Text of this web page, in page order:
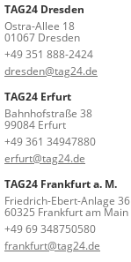
TAG24 Dresden
Ostra-Allee 18
01067 Dresden
+49 351 888-2424
dresden@tag24.de
TAG24 Erfurt
Bahnhofstraße 38
99084 Erfurt
+49 361 34947880
erfurt@tag24.de
TAG24 Frankfurt a. M.
Friedrich-Ebert-Anlage 36
60325 Frankfurt am Main
+49 69 348750580
frankfurt@tag24.de